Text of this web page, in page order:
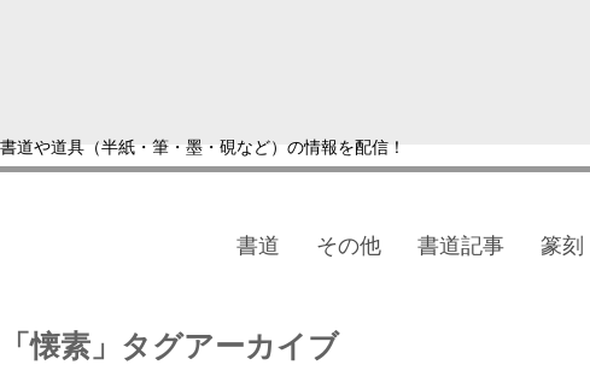
書道や道具（半紙・筆・墨・硯など）の情報を配信！
書道 その他 書道記事 篆刻
「懐素 」タグアーカイブ